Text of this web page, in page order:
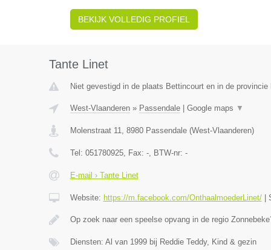
BEKIJK VOLLEDIG PROFIEL
Tante Linet
Niet gevestigd in de plaats Bettincourt en in de provincie
West-Vlaanderen» Passendale| Google maps ▼
Molenstraat 11, 8980 Passendale(West-Vlaanderen)
Tel: 051780925, Fax: -, BTW-nr: -
E-mail › Tante Linet
Website: https://m.facebook.com/OnthaalmoederLinet/|
Op zoek naar een speelse opvang in de regio
Diensten: Al van 1999 bij Reddie Teddy, Kind & gezin